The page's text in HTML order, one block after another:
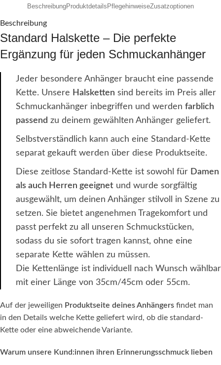
BeschreibungProduktdetails PflegehinweiseZusatzoptionen
Beschreibung
Standard Halskette – Die perfekte
Ergänzung für jeden Schmuckanhänger
Jeder besondere Anhänger braucht eine passende
Kette. Unsere Halsketten sind bereits im Preis aller
Schmuckanhänger inbegriffen und werden farblich
passend zu deinem gewählten Anhänger geliefert.
Selbstverständlich kann auch eine Standard-Kette
separat gekauft werden über diese Produktseite.
Diese zeitlose Standard-Kette ist sowohl für Damen
als auch Herren geeignet und wurde sorgfältig
ausgewählt, um deinen Anhänger stilvoll in Szene zu
setzen. Sie bietet angenehmen Tragekomfort und
passt perfekt zu all unseren Schmuckstücken,
sodass du sie sofort tragen kannst, ohne eine
separate Kette wählen zu müssen.
Die Kettenlänge ist individuell nach Wunsch wählbar
mit einer Länge von 35cm/45cm oder 55cm.
Auf der jeweiligen Produktseite deines Anhängers findet man
in den Details welche Kette geliefert wird, ob die standard-
Kette oder eine abweichende Variante.
Warum unsere Kund:innen ihren Erinnerungsschmuck lieben